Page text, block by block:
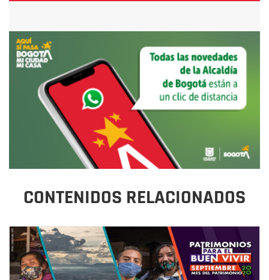
CONTENIDOS RELACIONADOS